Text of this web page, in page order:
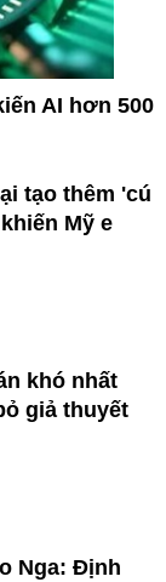
AI hơn 500
tạo thêm 'cú
Mỹ e
khó nhất
giả thuyết
Nga: Định